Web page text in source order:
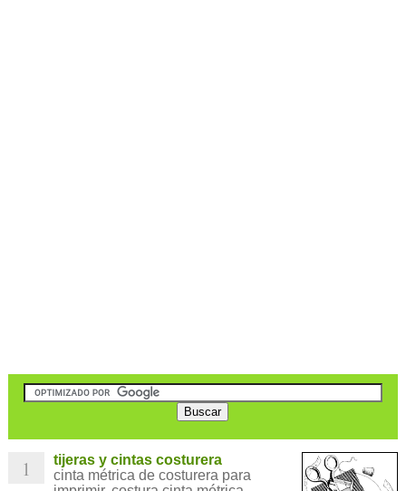
1
tijeras y cintas costurera
cinta métrica de costurera para